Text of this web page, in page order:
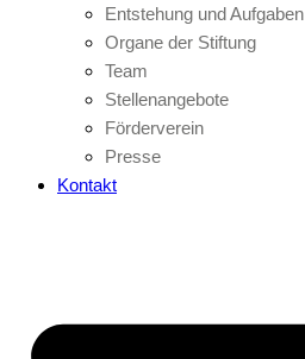
Entstehung und Aufgaben
Organe der Stiftung
Team
Stellenangebote
Förderverein
Presse
Kontakt